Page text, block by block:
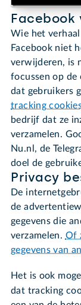
Facebook
Wie het
Facebook niet
verwijderen, is
focussen op de
dat gebruikers
tracking
bedrijf dat ze
verzamelen.
Nu.nl, de
doel de
Privacy
De
de
gegevens die
verzamelen. Of
gegevens van
Het is ook
dat tracking